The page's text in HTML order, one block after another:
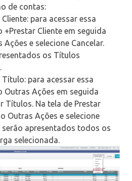
de contas:
para acessar essa
Cliente em seguida
e selecione Cancelar.
os Títulos
para acessar essa
Ações em seguida
Títulos. Na tela de Prestar
Outras Ações e selecione
serão apresentados todos os
selecionada.